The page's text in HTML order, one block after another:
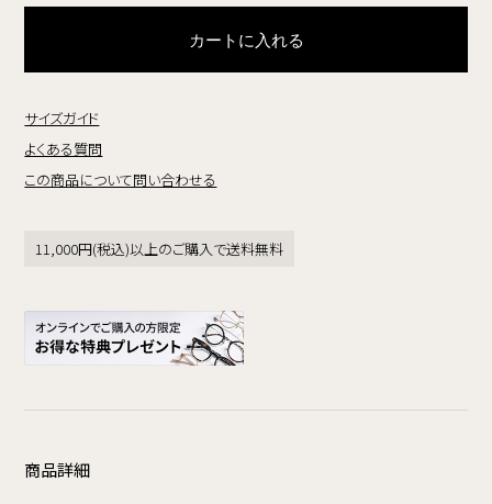
カートに入れる
サイズガイド
よくある質問
この商品について問い合わせる
11,000円(税込)以上のご購入で送料無料
商品詳細